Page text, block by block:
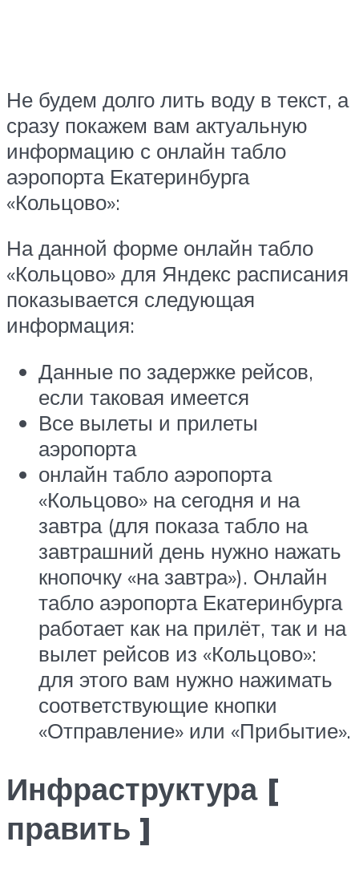
Не будем долго лить воду в текст, а
сразу покажем вам актуальную
информацию с онлайн табло
аэропорта Екатеринбурга
«Кольцово»:
На данной форме онлайн табло
«Кольцово» для Яндекс расписания
показывается следующая
информация:
Данные по задержке рейсов,
если таковая имеется
Все вылеты и прилеты
аэропорта
онлайн табло аэропорта
«Кольцово» на сегодня и на
завтра (для показа табло на
завтрашний день нужно нажать
кнопочку «на завтра»). Онлайн
табло аэропорта Екатеринбурга
работает как на прилёт, так и на
вылет рейсов из «Кольцово»:
для этого вам нужно нажимать
соответствующие кнопки
«Отправление» или «Прибытие».
Инфраструктура [
править ]